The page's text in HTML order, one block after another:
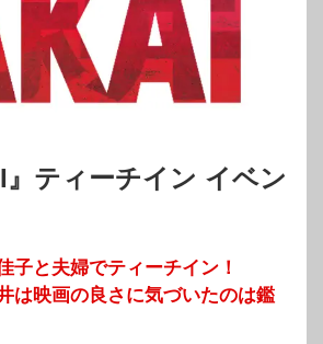
』ティーチイン イベン
子と夫婦でティーチイン！
は映画の良さに気づいたのは鑑